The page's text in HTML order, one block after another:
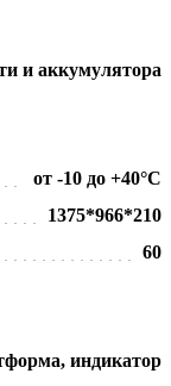
и аккумулятора
от -10 до +40°C
1375*966*210
60
индикатор